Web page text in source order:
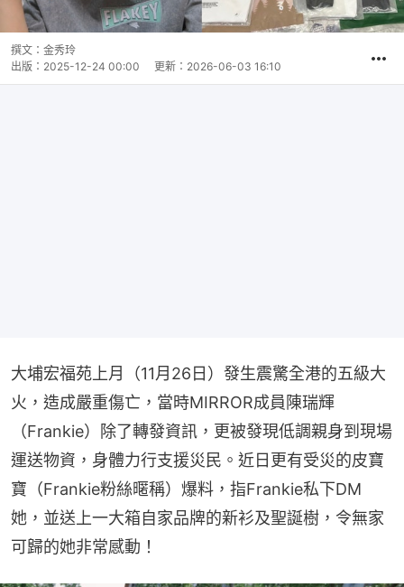
撰文： 金秀玲
出版： 2025-12-24 00:00 更新： 2026-06-03 16:10
大埔宏福苑上月（11月26日）發生震驚全港的五級大
火，造成嚴重傷亡，當時MIRROR成員陳瑞輝
（Frankie）除了轉發資訊，更被發現低調親身到現場
運送物資，身體力行支援災民。近日更有受災的皮寶
寶（Frankie粉絲暱稱）爆料，指Frankie私下DM
她，並送上一大箱自家品牌的新衫及聖誕樹，令無家
可歸的她非常感動！